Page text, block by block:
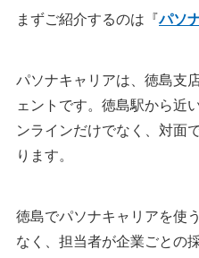
まずご紹介するのは『パソ
パソナキャリアは、徳島支
ェントです。徳島駅から近
ンラインだけでなく、対面
ります。
徳島でパソナキャリアを使
なく、担当者が企業ごとの